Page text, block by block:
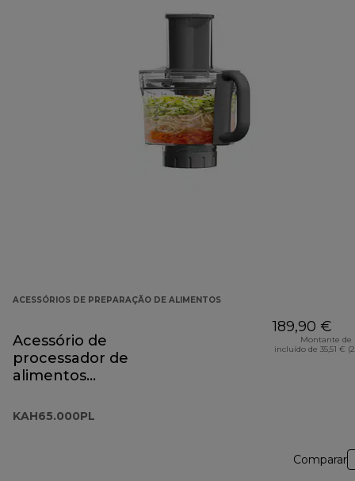
ACESSÓRIOS DE PREPARAÇÃO DE ALIMENTOS
Acessório de
processador de
alimentos
KAH65.000PL
189,90 €
Montante de
incluído de 35,51 €
Comparar